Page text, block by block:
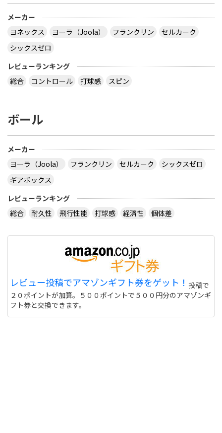
メーカー
ヨネックス
ヨーラ（Joola） フランクリン
セルカーク
シックスゼロ
レビューランキング
総合
コントロール 打球感 スピン
ボール
メーカー
ヨーラ（Joola）
フランクリン セルカーク
シックスゼロ
ギアボックス
レビューランキング
総合
耐久性 飛行性能 打球感 経済性 個体差
レビュー投稿でアマゾンギフト券をゲット！ 投稿で
２０ポイントが加算。５００ポイントで５００円分のアマゾンギ
フト券と交換できます。